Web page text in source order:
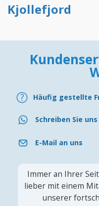
Kjollefjord
Häufig gestellte
Schreiben Sie uns
E-Mail an uns
Immer an Ihrer
lieber mit einem
unserer